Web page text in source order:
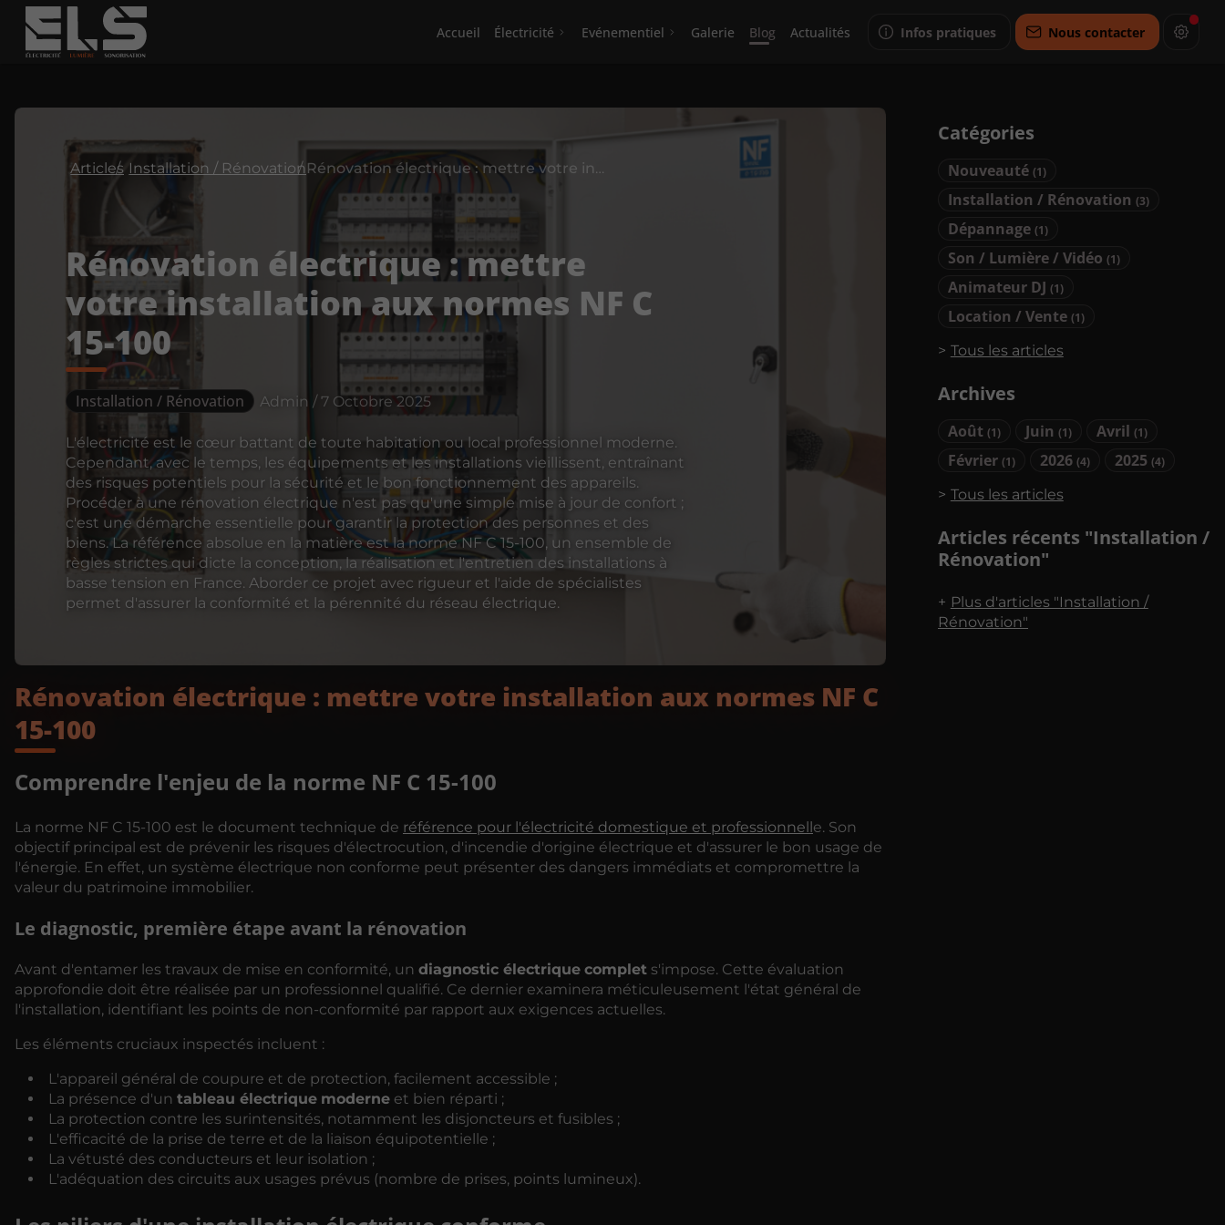
Accueil Électricité Evénementiel Galerie Blog Actualités Infos pratiques Nous contacter
Catégories
Nouveauté (1)
Installation / Rénovation (3)
Dépannage (1)
Son / Lumière / Vidéo (1)
Animateur DJ (1)
Location / Vente (1)
Tous les articles
Archives
Août (1) Juin(1) Avril(1)
Février (1) 2026(4) 2025(4)
Tous les articles
Articles récents "Installation /
Rénovation"
Plus d'articles "Installation /
Rénovation"
Articles Installation / Rénovation Rénovation électrique : mettre votre installation aux normes NF C 15-100
Rénovation électrique : mettre
votre installation aux normes NF C
15-100
Installation / Rénovation Admin / 7 Octobre 2025
L'électricité est le cœur battant de toute habitation ou local professionnel moderne.
Cependant, avec le temps, les équipements et les installations vieillissent, entraînant
des risques potentiels pour la sécurité et le bon fonctionnement des appareils.
Procéder à une rénovation électrique n'est pas qu'une simple mise à jour de confort ;
c'est une démarche essentielle pour garantir la protection des personnes et des
biens. La référence absolue en la matière est la norme NF C 15-100, un ensemble de
règles strictes qui dicte la conception, la réalisation et l'entretien des installations à
basse tension en France. Aborder ce projet avec rigueur et l'aide de spécialistes
permet d'assurer la conformité et la pérennité du réseau électrique.
Rénovation électrique : mettre votre installation aux normes NF C
15-100
Comprendre l'enjeu de la norme NF C 15-100
La norme NF C 15-100 est le document technique de référence pour l'électricité domestique et professionnelle. Son
objectif principal est de prévenir les risques d'électrocution, d'incendie d'origine électrique et d'assurer le bon usage de
l'énergie. En effet, un système électrique non conforme peut présenter des dangers immédiats et compromettre la
valeur du patrimoine immobilier.
Le diagnostic, première étape avant la rénovation
Avant d'entamer les travaux de mise en conformité, un diagnostic électrique complet s'impose. Cette évaluation
approfondie doit être réalisée par un professionnel qualifié. Ce dernier examinera méticuleusement l'état général de
l'installation, identifiant les points de non-conformité par rapport aux exigences actuelles.
Les éléments cruciaux inspectés incluent :
L'appareil général de coupure et de protection, facilement accessible ;
La présence d'un tableau électrique moderne et bien réparti ;
La protection contre les surintensités, notamment les disjoncteurs et fusibles ;
L'efficacité de la prise de terre et de la liaison équipotentielle ;
La vétusté des conducteurs et leur isolation ;
L'adéquation des circuits aux usages prévus (nombre de prises, points lumineux).